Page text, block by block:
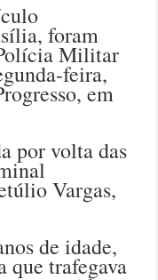
foram
Militar
feira,
em
por volta das
Vargas,
de idade,
que trafegava